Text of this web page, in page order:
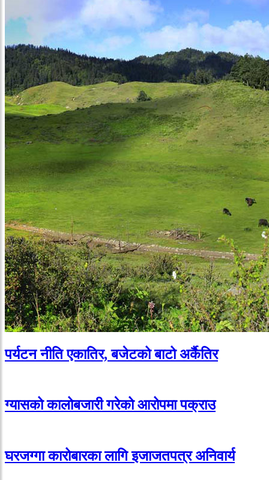
पर्यटन नीति एकातिर, बजेटको बाटो अर्कैतिर
ग्यासको कालोबजारी गरेको आरोपमा पक्राउ
घरजग्गा कारोबारका लागि इजाजतपत्र अनिवार्य